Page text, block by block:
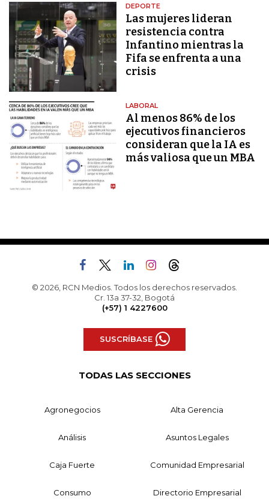
DEPORTE
Las mujeres lideran
resistencia contra
Infantino mientras la
Fifa se enfrenta a una
crisis
LABORAL
Al menos 86% de los
ejecutivos financieros
consideran que la IA es
más valiosa que un MBA
© 2026, RCN Medios. Todos los derechos reservados.
Cr. 13a 37-32, Bogotá
(+57) 1 4227600
SUSCRÍBASE
TODAS LAS SECCIONES
Agronegocios Alta Gerencia
Análisis Asuntos Legales
Caja Fuerte Comunidad Empresarial
Consumo Directorio Empresarial